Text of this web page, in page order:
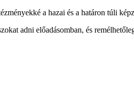
a hazai és a határon túli
adni előadásomban, és